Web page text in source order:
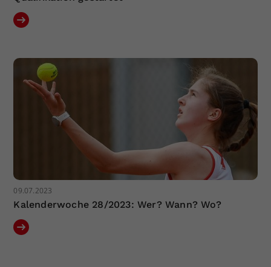
09.07.2023
Kalenderwoche 28/2023: Wer? Wann? Wo?